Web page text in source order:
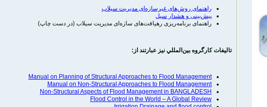
راهنمای روش‌های غیرسازه‌ای مدیریت سیلاب
پیش‌بینی و هشدار سیل
راهنمای برنامه‌ریزی رهیافت‌های سازه‌ای مدیریت سیلاب (در دست چاپ)
تاليفات كارگروه بين‌المللي نيز عبارتند از:
Manual on Planning of Structural Approaches to Flood Management
Manual on Non-Structural Approaches to Flood Management
Non-Structural Aspects of Flood Management in BANGLADESH
Flood Control in the World – A Global Review